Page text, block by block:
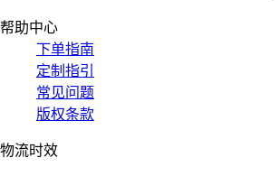
帮助中心
下单指南
定制指引
常见问题
版权条款
物流时效